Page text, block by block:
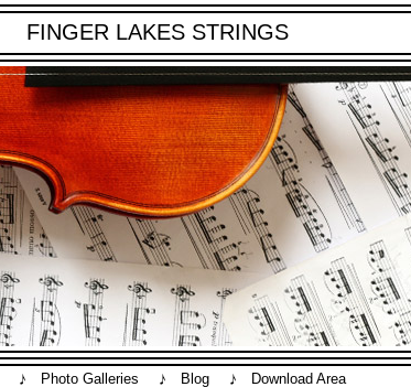
FINGER LAKES STRINGS
Photo Galleries Blog Download Area